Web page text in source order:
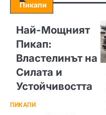
Пикапи
Най-Мощният
Пикап:
Властелинът на
Силата и
Устойчивостта
ПИКАПИ